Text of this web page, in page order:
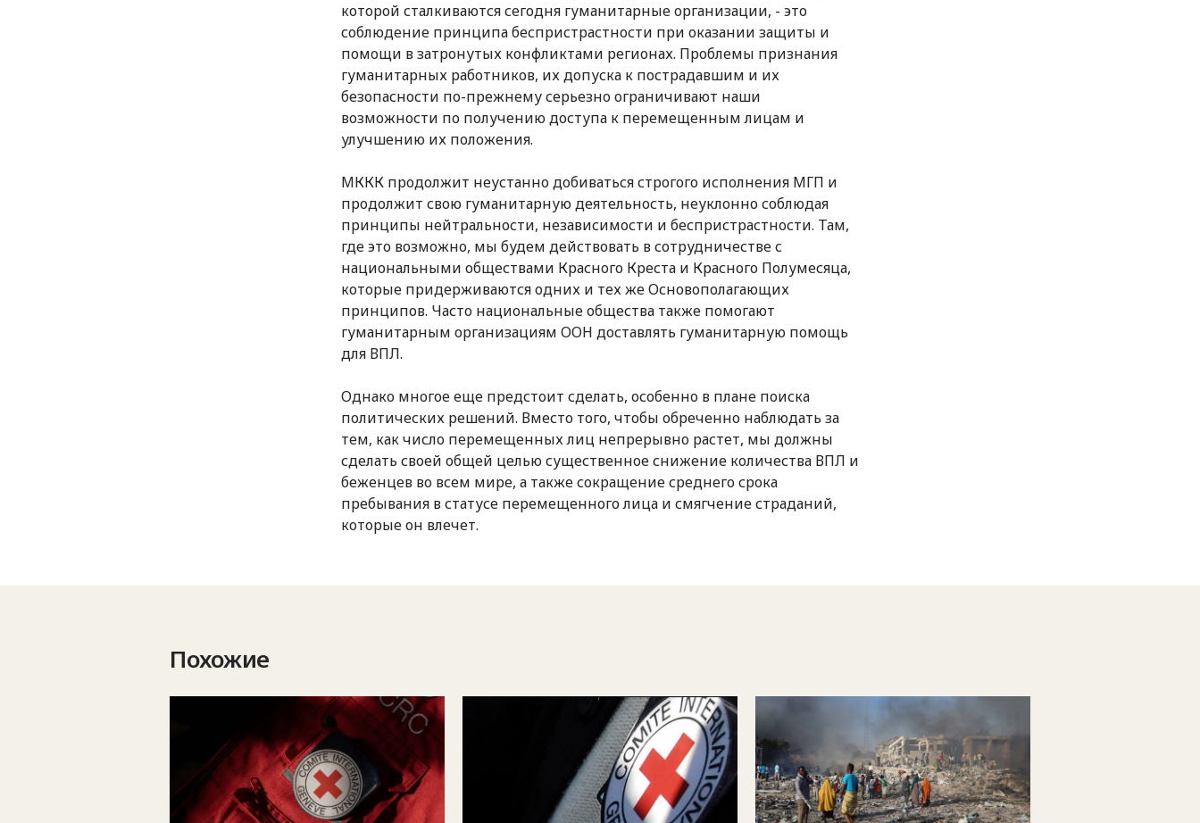
которой сталкиваются сегодня гуманитарные организации, - это
соблюдение принципа беспристрастности при оказании защиты и
помощи в затронутых конфликтами регионах. Проблемы признания
гуманитарных работников, их допуска к пострадавшим и их
безопасности по-прежнему серьезно ограничивают наши
возможности по получению доступа к перемещенным лицам и
улучшению их положения.
МККК продолжит неустанно добиваться строгого исполнения МГП и
продолжит свою гуманитарную деятельность, неуклонно соблюдая
принципы нейтральности, независимости и беспристрастности. Там,
где это возможно, мы будем действовать в сотрудничестве с
национальными обществами Красного Креста и Красного Полумесяца,
которые придерживаются одних и тех же Основополагающих
принципов. Часто национальные общества также помогают
гуманитарным организациям ООН доставлять гуманитарную помощь
для ВПЛ.
Однако многое еще предстоит сделать, особенно в плане поиска
политических решений. Вместо того, чтобы обреченно наблюдать за
тем, как число перемещенных лиц непрерывно растет, мы должны
сделать своей общей целью существенное снижение количества ВПЛ и
беженцев во всем мире, а также сокращение среднего срока
пребывания в статусе перемещенного лица и смягчение страданий,
которые он влечет.
Похожие